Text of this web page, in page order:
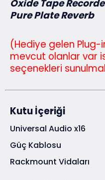
Oxide Tape
Pure Plate Reverb
(Hediye gelen Plug-
mevcut olanlar var
seçenekleri
Kutu İçeriği
Universal Audio x16
Güç Kablosu
Rackmount Vidaları